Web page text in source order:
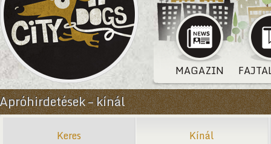
MAGAZIN
Apróhirdetések – kínál
Keres Kínál